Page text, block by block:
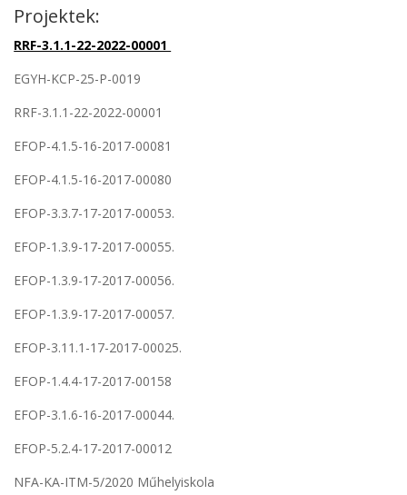
Projektek:
RRF-3.1.1-22-2022-00001
EGYH-KCP-25-P-0019
RRF-3.1.1-22-2022-00001
EFOP-4.1.5-16-2017-00081
EFOP-4.1.5-16-2017-00080
EFOP-3.3.7-17-2017-00053.
EFOP-1.3.9-17-2017-00055.
EFOP-1.3.9-17-2017-00056.
EFOP-1.3.9-17-2017-00057.
EFOP-3.11.1-17-2017-00025.
EFOP-1.4.4-17-2017-00158
EFOP-3.1.6-16-2017-00044.
EFOP-5.2.4-17-2017-00012
NFA-KA-ITM-5/2020 Műhelyiskola